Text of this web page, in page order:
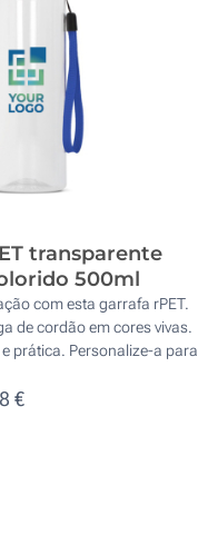
transparente
500ml
com esta garrafa rPET.
de cordão em cores vivas.
prática. Personalize-a para
€